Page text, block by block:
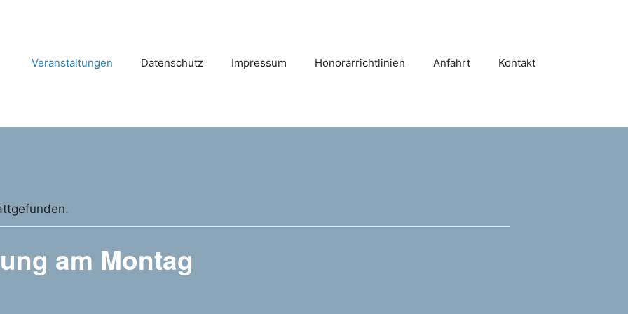
Veranstaltungen Datenschutz Impressum Honorarrichtlinien Anfahrt Kontakt
am Montag